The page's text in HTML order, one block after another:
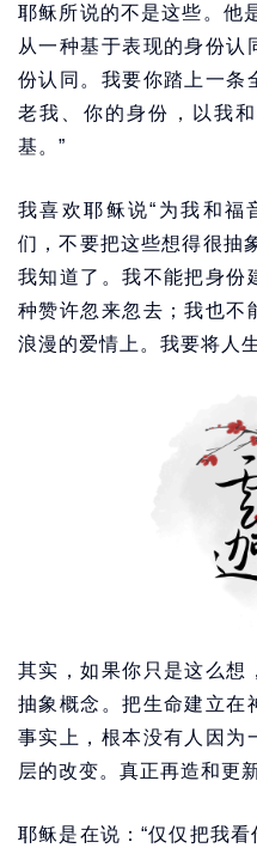
耶稣所说的不是这些。他
从一种基于表现的身份认
份认同。我要你踏上一条
老我、你的身份，以我
基。”
我喜欢耶稣说“为我和福
们，不要把这些想得很抽
我知道了。我不能把身份
种赞许忽来忽去；我也不
浪漫的爱情上。我要将人
其实，如果你只是这么想
抽象概念。把生命建立在
事实上，根本没有人因为
层的改变。真正再造和更
耶稣是在说：“仅仅把我